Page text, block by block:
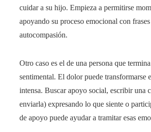
cuidar a su hijo. Empieza a permitirse
apoyando su proceso emocional con
autocompasión.
Otro caso es el de una persona que
sentimental. El dolor puede transformarse
intensa. Buscar apoyo social, escribir una
enviarla) expresando lo que siente o
de apoyo puede ayudar a tramitar esas